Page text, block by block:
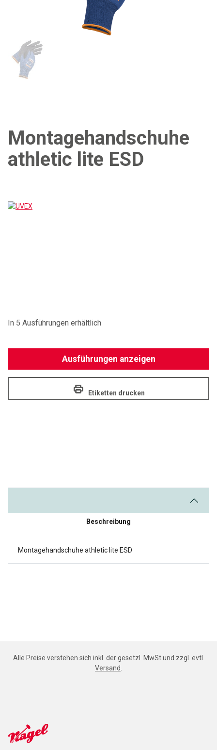
Montagehandschuhe
athletic lite ESD
In 5 Ausführungen erhältlich
Ausführungen anzeigen
Etiketten drucken
Beschreibung
Montagehandschuhe athletic lite ESD
Alle Preise verstehen sich inkl. der gesetzl. MwSt und zzgl. evtl.
Versand